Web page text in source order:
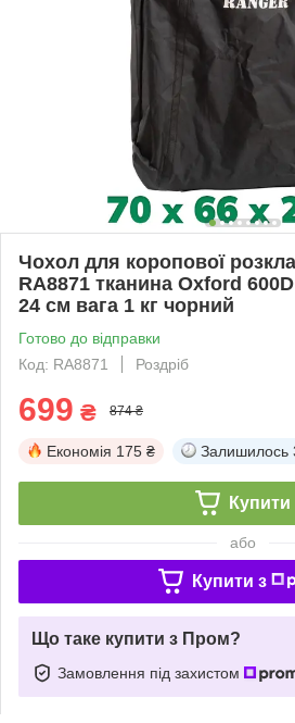
Чохол для коропової
RA8871 тканина Oxford
24 см вага 1 кг чорний
Готово до відправки
Код: RA8871
Роздріб
699 ₴ 874 ₴
Економія 175 ₴ Залишилось
Купити
або
Купити з
Що таке купити з Пром?
Замовлення під захистом